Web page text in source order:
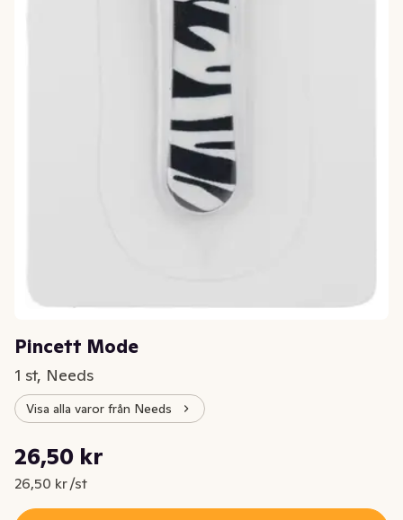
Pincett Mode
1 st, Needs
Visa alla varor från Needs
Nuvarande pris är: 26,50 kr
26,50 kr
26,50 kr /st
Styckpris: 26,50 kr /st